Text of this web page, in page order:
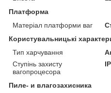
Платформа
Матеріал платформи ваг
Користувальницькі
Тип харчування
Ступінь захисту
вагопроцесора
Пиле- и влагозахисника